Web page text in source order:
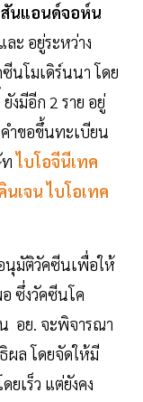
นแอนด์จอห์น
ละ อยู่ระหว่าง
นโมเดิร์นนา โดย
งมีอีก 2 ราย อยู่
ำขอขึ้นทะเบียน
ไบโอจีนีเทค
นเจน ไบโอเทค
นุมัติวัคซีนเพื่อให้
ซึ่งวัคซีนโค
อย. จะพิจารณา
ล โดยจัดให้มี
เร็ว แต่ยังคง